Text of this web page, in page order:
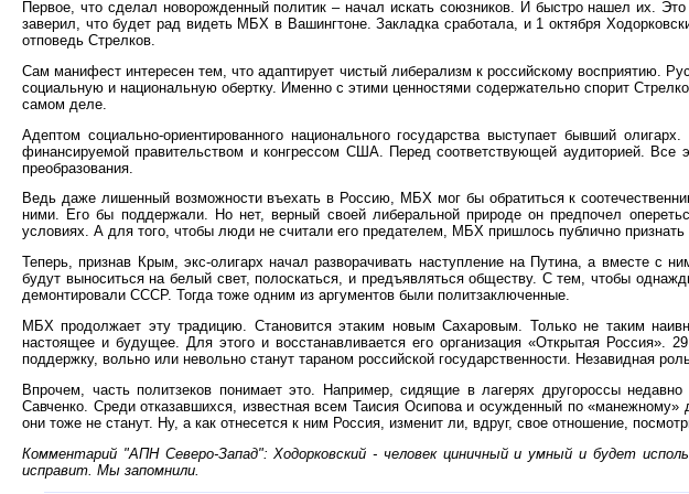
Первое, что сделал новорожденный политик – начал искать союзников. И быстро нашел их.
заверил, что будет рад видеть МБХ в Вашингтоне. Закладка сработала, и 1 октября
отповедь Стрелков.
Сам манифест интересен тем, что адаптирует чистый либерализм к российскому восприятию.
социальную и национальную обертку. Именно с этими ценностями содержательно спорит
самом деле.
Адептом социально-ориентированного национального государства выступает бывший
финансируемой правительством и конгрессом США. Перед соответствующей аудиторией. Все
преобразования.
Ведь даже лишенный возможности въехать в Россию, МБХ мог бы обратиться к
ними. Его бы поддержали. Но нет, верный своей либеральной природе он предпочел
условиях. А для того, чтобы люди не считали его предателем, МБХ пришлось публично
Теперь, признав Крым, экс-олигарх начал разворачивать наступление на Путина, а вместе
будут выноситься на белый свет, полоскаться, и предъявляться обществу. С тем, чтобы
демонтировали СССР. Тогда тоже одним из аргументов были политзаключенные.
МБХ продолжает эту традицию. Становится этаким новым Сахаровым. Только не таким
настоящее и будущее. Для этого и восстанавливается его организация «Открытая Россия».
поддержку, вольно или невольно станут тараном российской государственности. Незавидная
Впрочем, часть политзеков понимает это. Например, сидящие в лагерях другороссы
Савченко. Среди отказавшихся, известная всем Таисия Осипова и осужденный по
они тоже не станут. Ну, а как отнесется к ним Россия, изменит ли, вдруг, свое отношение,
Комментарий "АПН Северо-Запад": Ходорковский - человек циничный и умный и будет
исправит. Мы запомнили.